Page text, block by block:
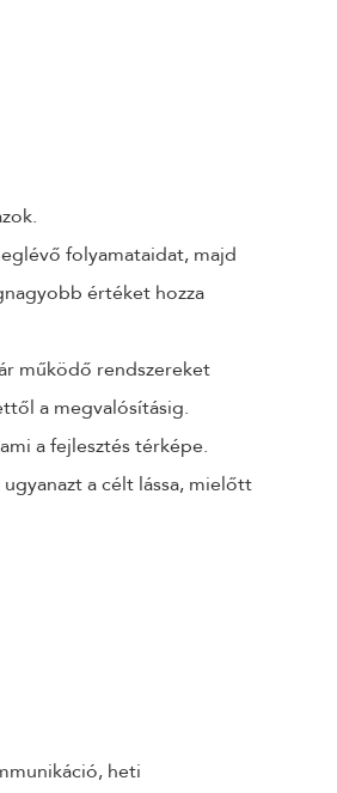
folyamataidat, majd
értéket hozza
működő rendszereket
a megvalósításig.
a fejlesztés térképe.
a célt lássa, mielőtt
heti